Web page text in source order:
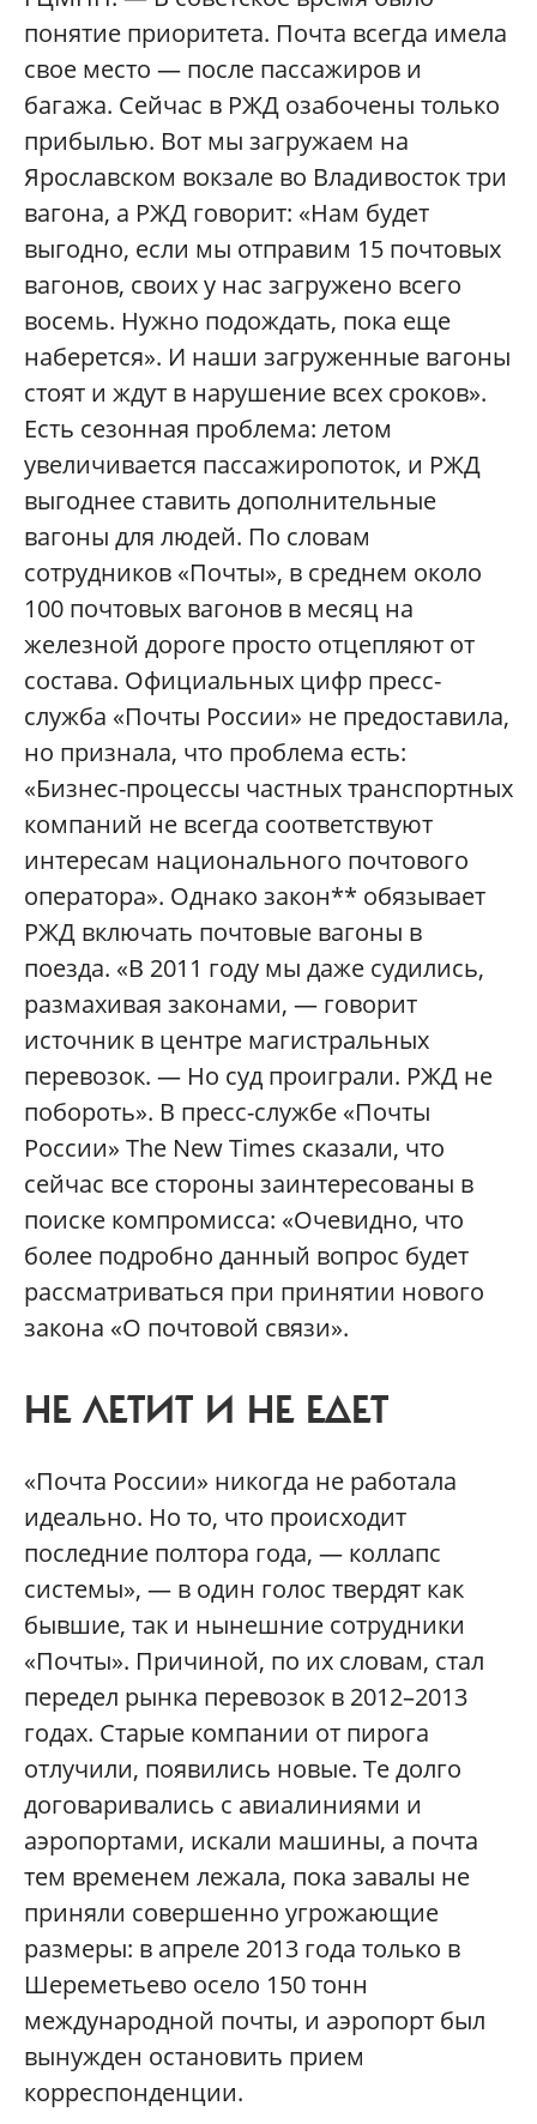
понятие приоритета. Почта всегда имела
свое место — после пассажиров и
багажа. Сейчас в РЖД озабочены только
прибылью. Вот мы загружаем на
Ярославском вокзале во Владивосток три
вагона, а РЖД говорит: «Нам будет
выгодно, если мы отправим 15 почтовых
вагонов, своих у нас загружено всего
восемь. Нужно подождать, пока еще
наберется». И наши загруженные вагоны
стоят и ждут в нарушение всех сроков».
Есть сезонная проблема: летом
увеличивается пассажиропоток, и РЖД
выгоднее ставить дополнительные
вагоны для людей. По словам
сотрудников «Почты», в среднем около
100 почтовых вагонов в месяц на
железной дороге просто отцепляют от
состава. Официальных цифр пресс-
служба «Почты России» не предоставила,
но признала, что проблема есть:
«Бизнес-процессы частных транспортных
компаний не всегда соответствуют
интересам национального почтового
оператора». Однако закон** обязывает
РЖД включать почтовые вагоны в
поезда. «В 2011 году мы даже судились,
размахивая законами, — говорит
источник в центре магистральных
перевозок. — Но суд проиграли. РЖД не
побороть». В пресс-службе «Почты
России» The New Times сказали, что
сейчас все стороны заинтересованы в
поиске компромисса: «Очевидно, что
более подробно данный вопрос будет
рассматриваться при принятии нового
закона «О почтовой связи».
НЕ ЛЕТИТ И НЕ ЕДЕТ
«Почта России» никогда не работала
идеально. Но то, что происходит
последние полтора года, — коллапс
системы», — в один голос твердят как
бывшие, так и нынешние сотрудники
«Почты». Причиной, по их словам, стал
передел рынка перевозок в 2012–2013
годах. Старые компании от пирога
отлучили, появились новые. Те долго
договаривались с авиалиниями и
аэропортами, искали машины, а почта
тем временем лежала, пока завалы не
приняли совершенно угрожающие
размеры: в апреле 2013 года только в
Шереметьево осело 150 тонн
международной почты, и аэропорт был
вынужден остановить прием
корреспонденции.